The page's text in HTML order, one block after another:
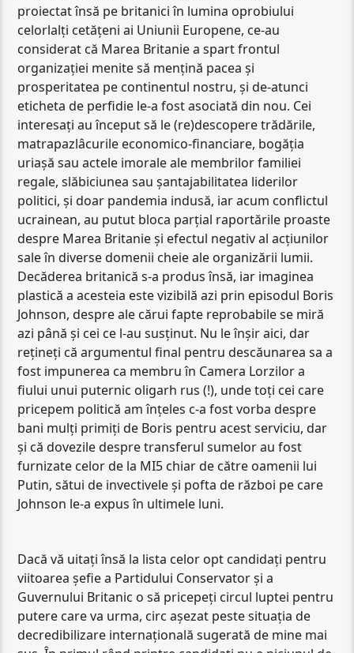
proiectat însă pe britanici în lumina oprobiului
celorlalți cetățeni ai Uniunii Europene, ce-au
considerat că Marea Britanie a spart frontul
organizației menite să mențină pacea și
prosperitatea pe continentul nostru, și de-atunci
eticheta de perfidie le-a fost asociată din nou. Cei
interesați au început să le (re)descopere trădările,
matrapazlâcurile economico-financiare, bogăția
uriașă sau actele imorale ale membrilor familiei
regale, slăbiciunea sau șantajabilitatea liderilor
politici, și doar pandemia indusă, iar acum conflictul
ucrainean, au putut bloca parțial raportările proaste
despre Marea Britanie și efectul negativ al acțiunilor
sale în diverse domenii cheie ale organizării lumii.
Decăderea britanică s-a produs însă, iar imaginea
plastică a acesteia este vizibilă azi prin episodul Boris
Johnson, despre ale cărui fapte reprobabile se miră
azi până și cei ce l-au susținut. Nu le înșir aici, dar
rețineți că argumentul final pentru descăunarea sa a
fost impunerea ca membru în Camera Lorzilor a
fiului unui puternic oligarh rus (!), unde toți cei care
pricepem politică am înțeles c-a fost vorba despre
bani mulți primiți de Boris pentru acest serviciu, dar
și că dovezile despre transferul sumelor au fost
furnizate celor de la MI5 chiar de către oamenii lui
Putin, sătui de invectivele și pofta de război pe care
Johnson le-a expus în ultimele luni.
Dacă vă uitați însă la lista celor opt candidați pentru
viitoarea șefie a Partidului Conservator și a
Guvernului Britanic o să pricepeți circul luptei pentru
putere care va urma, circ așezat peste situația de
decredibilizare internațională sugerată de mine mai